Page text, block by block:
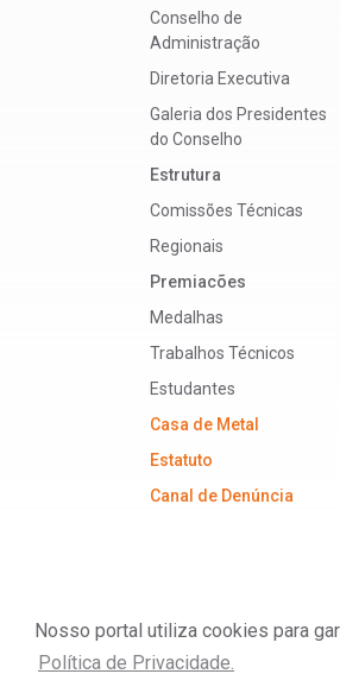
Nosso portal utiliza cookies para
Política de Privacidade.
Conselho de
Administração
Diretoria Executiva
Galeria dos Presidentes
do Conselho
Estrutura
Comissões Técnicas
Regionais
Premiacões
Medalhas
Trabalhos Técnicos
Estudantes
Casa de Metal
Estatuto
Canal de Denúncia
ABM - Associação